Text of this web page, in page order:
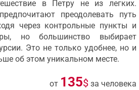
в Петру не из легких.
преодолевать путь
через контрольные пункты и
но большинство выбирает
Это не только удобнее, но и
об этом уникальном месте.
от 135$ за человека